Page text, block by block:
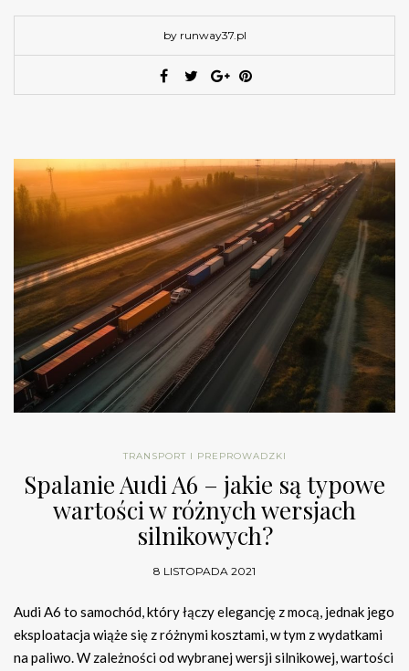
by runway37.pl
TRANSPORT I PREPROWADZKI
Spalanie Audi A6 – jakie są typowe
wartości w różnych wersjach
silnikowych?
8 LISTOPADA 2021
Audi A6 to samochód, który łączy elegancję z mocą, jednak jego
eksploatacja wiąże się z różnymi kosztami, w tym z wydatkami
na paliwo. W zależności od wybranej wersji silnikowej, wartości